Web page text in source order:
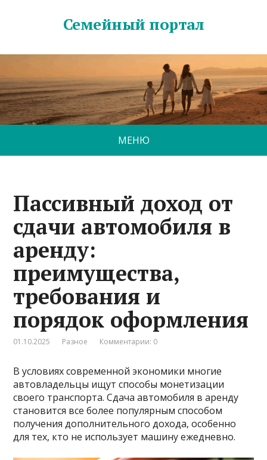
Семейный портал
МЕНЮ
Пассивный доход от
сдачи автомобиля в
аренду:
преимущества,
требования и
порядок оформления
01.10.2025 Разное Комментарии: 0
В условиях современной экономики многие
автовладельцы ищут способы монетизации
своего транспорта. Сдача автомобиля в аренду
становится все более популярным способом
получения дополнительного дохода, особенно
для тех, кто не использует машину ежедневно.